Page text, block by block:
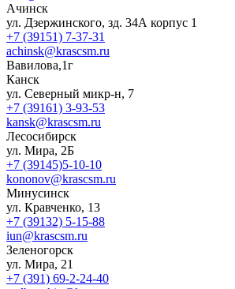
Ачинск
ул. Дзержинского, зд. 34А корпус 1
+7 (39151) 7-37-31
achinsk@krascsm.ru
Вавилова,1г
Канск
ул. Северный микр-н, 7
+7 (39161) 3-93-53
kansk@krascsm.ru
Лесосибирск
ул. Мира, 2Б
+7 (39145)5-10-10
kononov@krascsm.ru
Минусинск
ул. Кравченко, 13
+7 (39132) 5-15-88
iun@krascsm.ru
Зеленогорск
ул. Мира, 21
+7 (391) 69-2-24-40